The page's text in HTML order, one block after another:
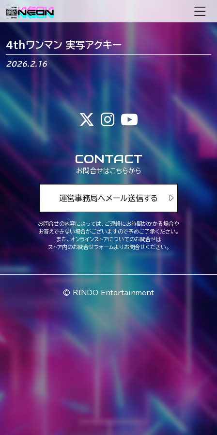
メインナビゲーション
4thワンマン 実写アクキー
2026.2.16
CONTACT
お問合せはこちらから
運営事務局へメール送信する
お問合せの内容によっては、ご連絡にお時間がかかる場合や
お答えできない場合がございますので予めご了承ください。
また、オンラインストアについてのお問合せは
ストア内のお問合せフォームよりお問合せください。
© RINDO Entertainment